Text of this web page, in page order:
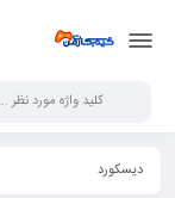
دیسکورد